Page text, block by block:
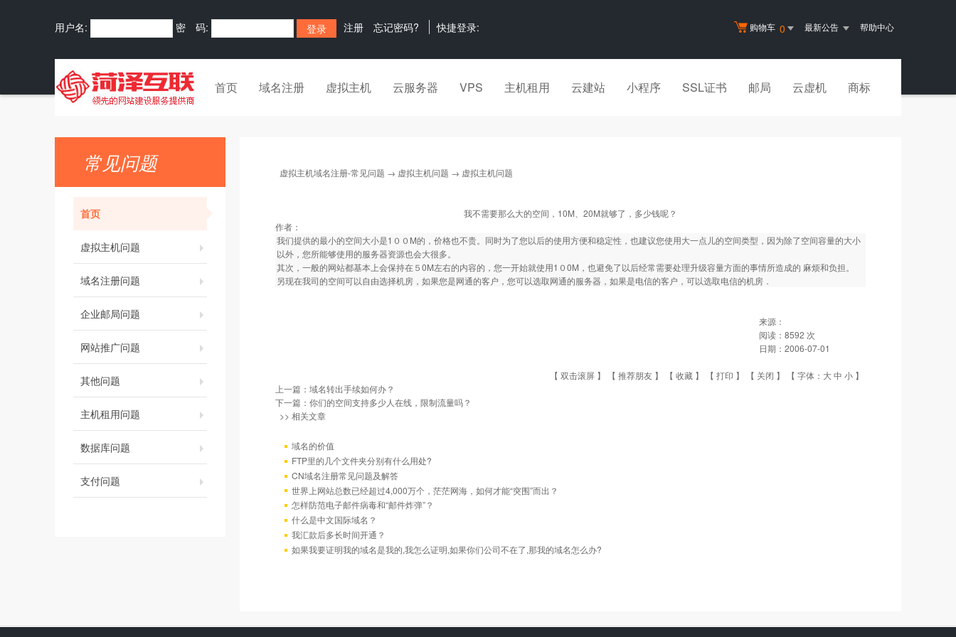
购物车 0 最新公告 帮助中心
用户名: 密 码: 注册 忘记密码? 快捷登录:
首页 域名注册 虚拟主机 云服务器 VPS 主机租用 云建站 小程序 SSL证书 邮局 云虚机 商标
常见问题
首页
虚拟主机问题
域名注册问题
企业邮局问题
网站推广问题
其他问题
主机租用问题
数据库问题
支付问题
虚拟主机域名注册-常见问题 → 虚拟主机问题 → 虚拟主机问题
我不需要那么大的空间，10M、20M就够了，多少钱呢？
作者：
我们提供的最小的空间大小是1００M的，价格也不贵。同时为了您以后的使用方便和稳定性，也建议您使用大一点儿的空间类型，因为除了空间容量的大小
以外，您所能够使用的服务器资源也会大很多。
其次，一般的网站都基本上会保持在５0M左右的内容的，您一开始就使用1０0M，也避免了以后经常需要处理升级容量方面的事情所造成的 麻烦和负担。
另现在我司的空间可以自由选择机房，如果您是网通的客户，您可以选取网通的服务器，如果是电信的客户，可以选取电信的机房．
来源：
阅读： 8592 次
日期： 2006-07-01
【 双击滚屏 】 【 推荐朋友 】 【 收藏 】 【 打印 】 【 关闭 】 【 字体： 大中 小 】
上一篇： 域名转出手续如何办？
下一篇： 你们的空间支持多少人在线，限制流量吗？
>> 相关文章
域名的价值
FTP里的几个文件夹分别有什么用处?
CN域名注册常见问题及解答
世界上网站总数已经超过4,000万个，茫茫网海，如何才能“突围”而出？
怎样防范电子邮件病毒和“邮件炸弹”？
什么是中文国际域名？
我汇款后多长时间开通？
如果我要证明我的域名是我的,我怎么证明,如果你们公司不在了,那我的域名怎么办?